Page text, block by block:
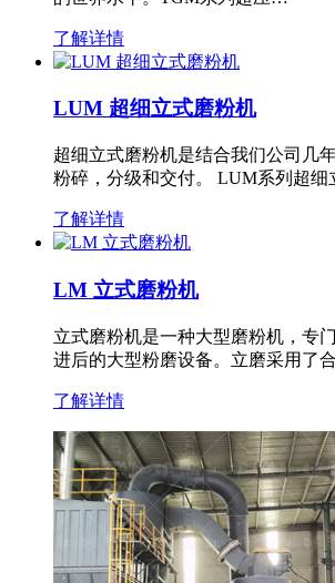
了解详情
LUM 超细立式磨粉机
超细立式磨粉机是结合我们公司几
粉碎，分级和交付。 LUM系列超
了解详情
LM 立式磨粉机
立式磨粉机是一种大型磨粉机，专
进后的大型粉磨设备。立磨采用了
了解详情